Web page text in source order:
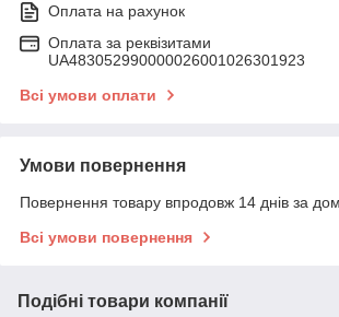
Оплата на рахунок
Оплата за реквізитами
UA483052990000026001026301923
Всі умови оплати
Умови повернення
Повернення товару впродовж 14 днів за
Всі умови повернення
Подібні товари компанії